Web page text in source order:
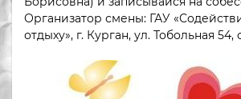
Организатор смены: ГАУ
отдыху», г. Курган, ул. Тобольная 54,